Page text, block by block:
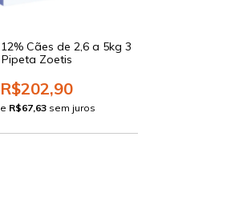
Cães de 2,6 a 5kg 3
Pipeta Zoetis
R$202,90
R$67,63 sem juros